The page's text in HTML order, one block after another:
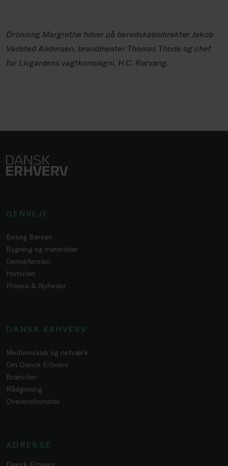
Dronning Margrethe hilser på beredskabsdirektør Jakob
Vedsted Andersen, brandmester Thomas Thode og chef
for Livgardens vagtkompagni, H.C. Rørvang.
GENVEJE
Besøg Børsen
Bygning og materialer
Genopførslen
Historien
Presse & Nyheder
DANSK ERHVERV
Medlemskab og netværk
Om Dansk Erhverv
Brancher
Rådgivning
Overenskomster
ADRESSE